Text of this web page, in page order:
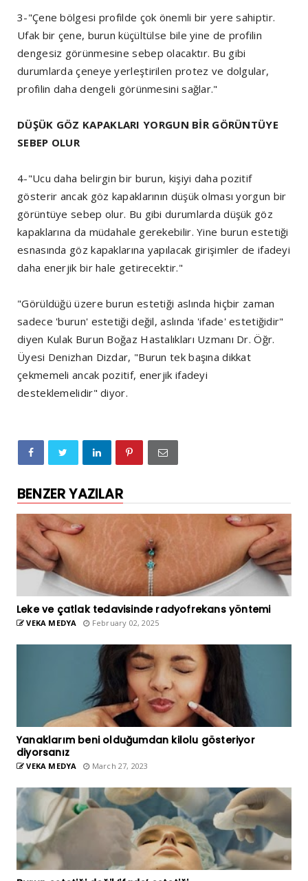
3-"Çene bölgesi profilde çok önemli bir yere sahiptir.
Ufak bir çene, burun küçültülse bile yine de profilin
dengesiz görünmesine sebep olacaktır. Bu gibi
durumlarda çeneye yerleştirilen protez ve dolgular,
profilin daha dengeli görünmesini sağlar."
DÜŞÜK GÖZ KAPAKLARI YORGUN BİR GÖRÜNTÜYE
SEBEP OLUR
4-"Ucu daha belirgin bir burun, kişiyi daha pozitif
gösterir ancak göz kapaklarının düşük olması yorgun bir
görüntüye sebep olur. Bu gibi durumlarda düşük göz
kapaklarına da müdahale gerekebilir. Yine burun estetiği
esnasında göz kapaklarına yapılacak girişimler de ifadeyi
daha enerjik bir hale getirecektir."
"Görüldüğü üzere burun estetiği aslında hiçbir zaman
sadece 'burun' estetiği değil, aslında 'ifade' estetiğidir"
diyen Kulak Burun Boğaz Hastalıkları Uzmanı Dr. Öğr.
Üyesi Denizhan Dizdar, "Burun tek başına dikkat
çekmemeli ancak pozitif, enerjik ifadeyi
desteklemelidir" diyor.
BENZER YAZILAR
Leke ve çatlak tedavisinde radyofrekans yöntemi
VEKA MEDYA February 02, 2025
Yanaklarım beni olduğumdan kilolu gösteriyor
diyorsanız
VEKA MEDYA March 27, 2023